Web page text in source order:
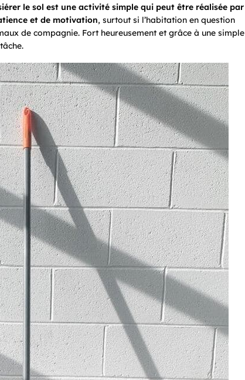
le sol est une activité simple qui peut être réalisée par
et de motivation, surtout si l’habitation en question
de compagnie. Fort heureusement et grâce à une simple